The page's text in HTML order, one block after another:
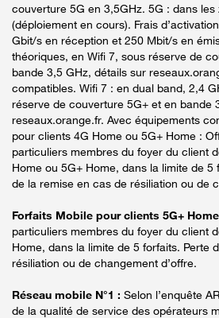
couverture 5G en 3,5GHz. 5G : dans
(déploiement en cours). Frais
Gbit/s en réception et 250 Mbit/s en
théoriques, en Wifi 7, sous réserve de
bande 3,5 GHz, détails sur
compatibles. Wifi 7 : en dual band, 2,4
réserve de couverture 5G+ et en bande
reseaux.orange.fr. Avec équipements
pour clients 4G Home ou 5G+ Home :
particuliers membres du foyer du client
Home ou 5G+ Home, dans la limite de 5
de la remise en cas de résiliation ou de
Forfaits Mobile pour clients 5G+ Home
particuliers membres du foyer du client
Home, dans la limite de 5 forfaits. Perte
résiliation ou de changement d’offre.
Réseau mobile N°1 : Selon l’enquête
de la qualité de service des opérateurs